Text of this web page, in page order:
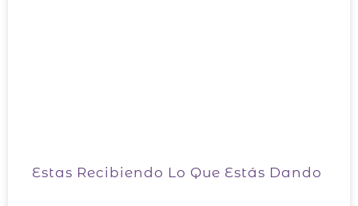
Estas Recibiendo Lo Que Estás Dando